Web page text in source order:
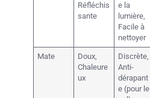
Réfléchis
sante
e la
lumière,
Facile à
nettoyer
Mate
Doux,
Chaleure
ux
Discrète,
Anti-
dérapant
e (pour le